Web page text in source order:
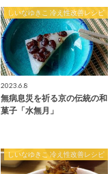
しいなゆきこ 冷え性改善レシピ
2023.6.8
無病息災を祈る京の伝統の和
菓子「水無月」
しいなゆきこ 冷え性改善レシピ